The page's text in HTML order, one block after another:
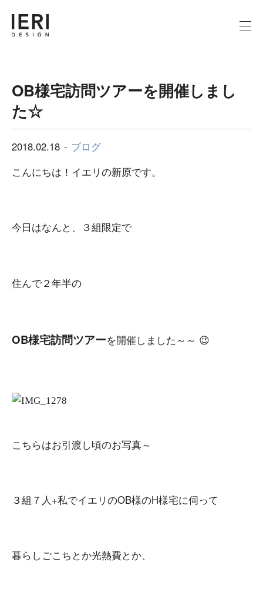
OB様宅訪問ツアーを開催しまし
た☆
2018.02.18
ブログ
こんにちは！イエリの新原です。
今日はなんと、３組限定で
住んで２年半の
OB様宅訪問ツアーを開催しました～～ 😉
こちらはお引渡し頃のお写真～
３組７人+私でイエリのOB様のH様宅に伺って
暮らしごこちとか光熱費とか、